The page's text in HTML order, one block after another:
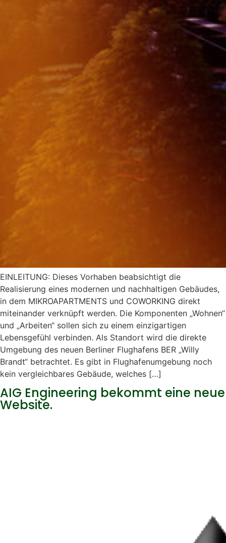
EINLEITUNG: Dieses Vorhaben beabsichtigt die
Realisierung eines modernen und nachhaltigen Gebäudes,
in dem MIKROAPARTMENTS und COWORKING direkt
miteinander verknüpft werden. Die Komponenten „Wohnen“
und „Arbeiten“ sollen sich zu einem einzigartigen
Lebensgefühl verbinden. Als Standort wird die direkte
Umgebung des neuen Berliner Flughafens BER „Willy
Brandt“ betrachtet. Es gibt in Flughafenumgebung noch
kein vergleichbares Gebäude, welches […]
AIG Engineering bekommt eine neue
Website.